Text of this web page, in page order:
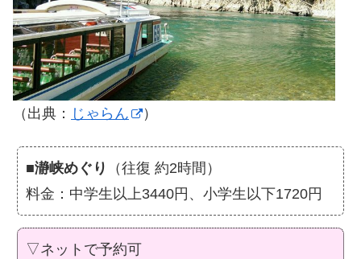
（出典： じゃらん ）
■瀞峡めぐり
（往復 約2時間）
料金：中学生以上3440円、小学生以下1720円
▽ネットで予約可